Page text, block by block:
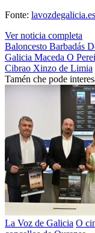
Fonte: lavozdegalicia.es
Ver noticia completa
Baloncesto Barbadás
Galicia Maceda O
Cibrao Xinzo de Limia
Tamén che pode
La Voz de Galicia O